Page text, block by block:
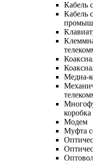
Кабель
Кабель
Медиа-
коробка
Модем
Муфта